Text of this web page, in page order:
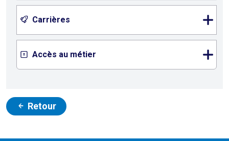
Carrières
Accès au métier
Retour